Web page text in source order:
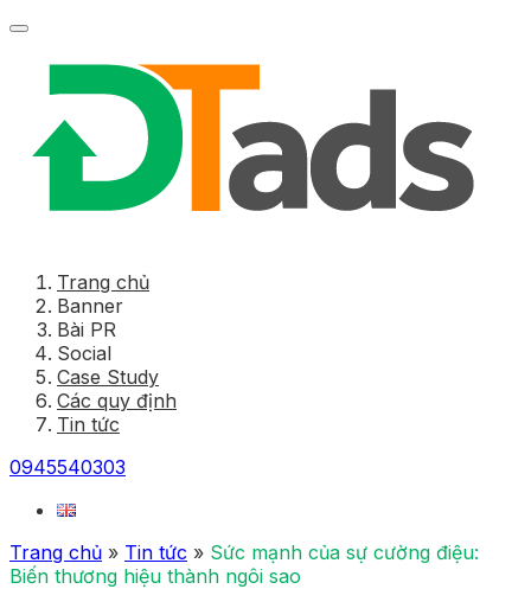
Trang chủ
Banner
Bài PR
Social
Case Study
Các quy định
Tin tức
0945540303
Trang chủ » Tin tức » Sức mạnh của sự cường điệu:
Biến thương hiệu thành ngôi sao